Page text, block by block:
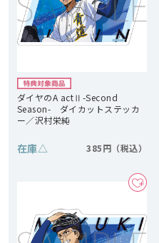
ダイヤのA actⅡ-Second
Season- ダイカットステッカ
ー／沢村栄純
在庫△ 385円